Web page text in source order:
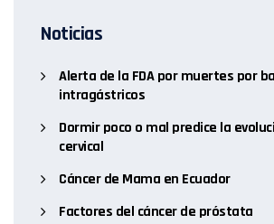
Noticias
Alerta de la FDA por muertes por
intragástricos
Dormir poco o mal predice la
cervical
Cáncer de Mama en Ecuador
Factores del cáncer de próstata